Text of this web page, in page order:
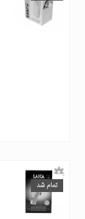
تمام شد